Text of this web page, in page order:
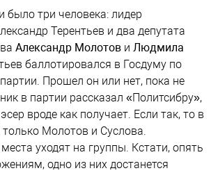
было три человека: лидер
Терентьев и два депутата
Александр Молотов и Людмила
баллотировался в Госдуму по
Прошел он или нет, пока не
в партии рассказал «Политсибру»,
вроде как получает. Если так, то в
Молотов и Суслова.
уходят на группы. Кстати, опять
одно из них достанется